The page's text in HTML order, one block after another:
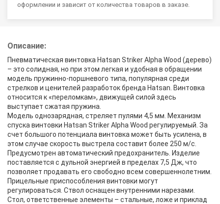
оформлении и зависит от количества товаров в заказе.
Описание:
Пневматическая винтовка Hatsan Striker Alpha Wood (дерево)
– это солидная, но при этом легкая и удобная в обращении
модель пружинно-поршневого типа, популярная среди
стрелков и ценителей разработок бренда Hatsan. Винтовка
относится к «переломкам», движущей силой здесь
выступает сжатая пружина.
Модель однозарядная, стреляет пулями 4,5 мм. Механизм
спуска винтовки Hatsan Striker Alpha Wood регулируемый. За
счет большого потенциала винтовка может быть усилена, в
этом случае скорость выстрела составит более 250 м/с.
Предусмотрен автоматический предохранитель. Изделие
поставляется с дульной энергией в пределах 7,5 Дж, что
позволяет продавать его свободно всем совершеннолетним.
Прицельные приспособления винтовки могут
регулироваться. Ствол оснащен внутренними нарезами.
Стол, ответственные элементы – стальные, ложе и приклад